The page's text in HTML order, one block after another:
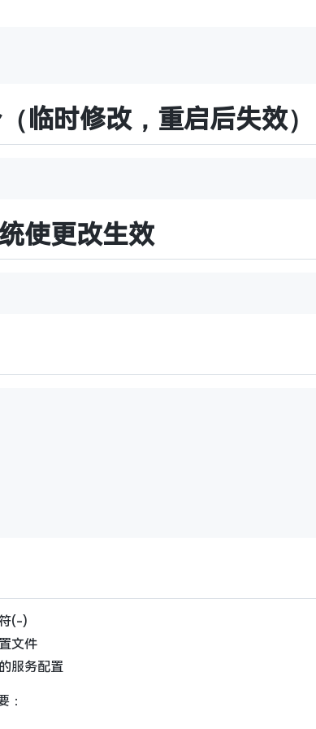
临时修改，重启后失效）
使更改生效
(-)
文件
服务配置
：